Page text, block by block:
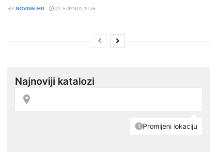
BY NOVINE.HR 21. SRPNJA 2026.